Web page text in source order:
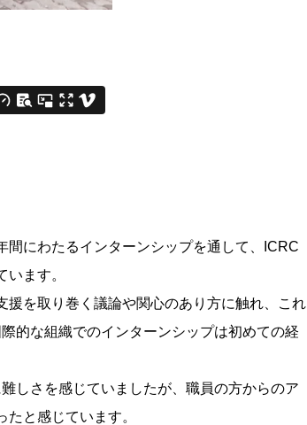
間にわたるインターンシップを通して、ICRC
ます。
を取り巻く議論や関心のあり方に触れ、これ
的な組織でのインターンシップは初めての経
しさを感じていましたが、職員の方からのア
と感じています。